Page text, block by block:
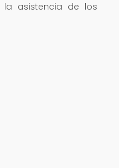
asistencia de los